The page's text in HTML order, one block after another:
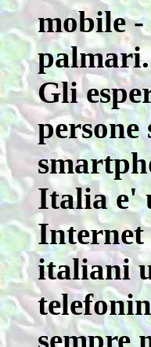
mobile
palmari.
Gli
Italia e'
Internet
italiani
sempre